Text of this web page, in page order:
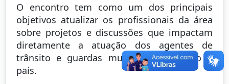
O encontro tem como um dos principais
objetivos atualizar os profissionais da área
sobre projetos e discussões que impactam
diretamente a atuação dos agentes de
trânsito e guardas municipais em todo o
país.